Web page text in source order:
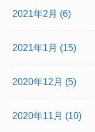
2021年2月 (6)
2021年1月 (15)
2020年12月 (5)
2020年11月 (10)